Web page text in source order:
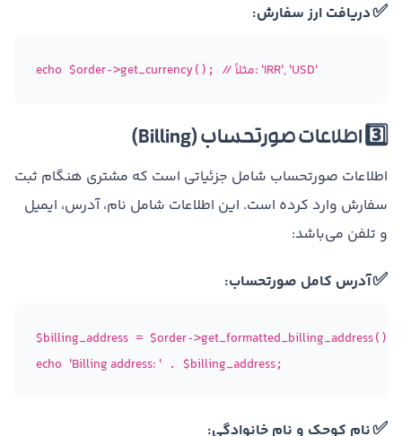
✅دریافت ارز سفارش:
echo $order->get_currency(); // مثلاً: 'IRR', 'USD'
3️⃣ اطلاعات صورتحساب (Billing)
اطلاعات صورتحساب شامل جزئیاتی است که مشتری هنگام ثبت
سفارش وارد کرده است. این اطلاعات شامل نام، آدرس، ایمیل
و تلفن می‌باشد:
✅آدرس کامل صورتحساب:
$billing_address = $order->get_formatted_billing_address
echo 'Billing address: ' . $billing_address
نام کوچک و نام خانوادگی: